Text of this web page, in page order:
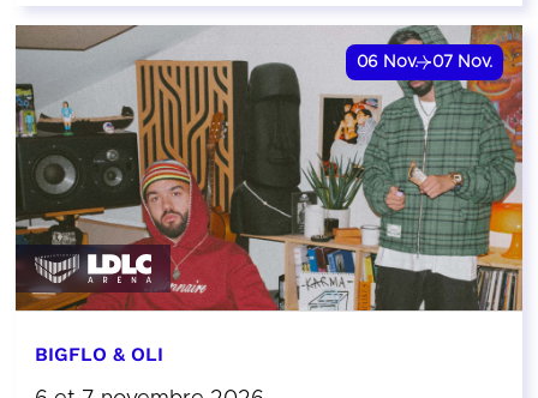
06 Nov. 07 Nov.
BIGFLO & OLI